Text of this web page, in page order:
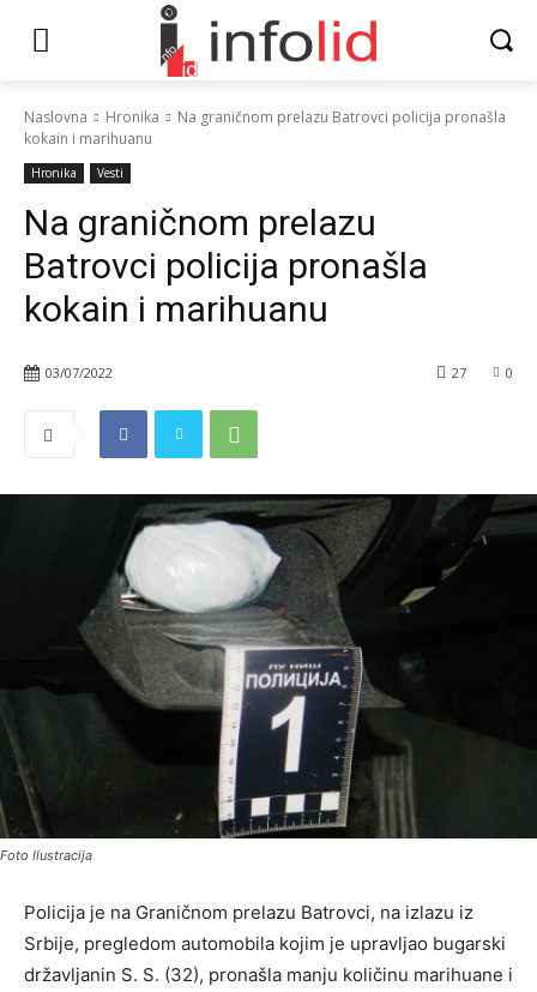
Naslovna Hronika
Na graničnom prelazu Batrovci policija pronašla
kokain i marihuanu
Hronika Vesti
Na graničnom prelazu
Batrovci policija pronašla
kokain i marihuanu
03/07/2022 0
27
Foto Ilustracija
Policija je na Graničnom prelazu Batrovci, na izlazu iz
Srbije, pregledom automobila kojim je upravljao bugarski
državljanin S. S. (32), pronašla manju količinu marihuane i